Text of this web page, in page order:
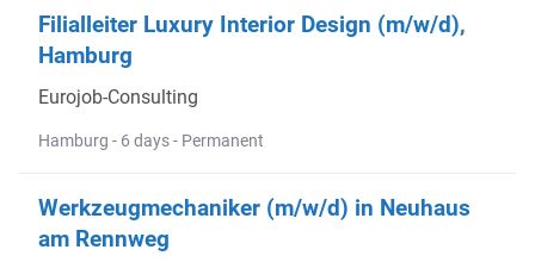
Filialleiter Luxury Interior Design (m/w/d),
Hamburg
Eurojob-Consulting
Hamburg - 6 days - Permanent
Werkzeugmechaniker (m/w/d) in Neuhaus
am Rennweg